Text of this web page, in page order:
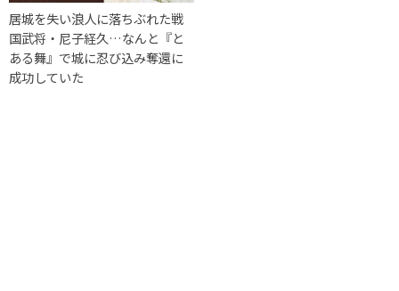
居城を失い浪人に落ちぶれた戦
国武将・尼子経久…なんと『と
ある舞』で城に忍び込み奪還に
成功していた